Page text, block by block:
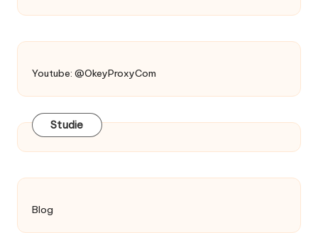
Youtube: @OkeyProxyCom
Studie
Blog